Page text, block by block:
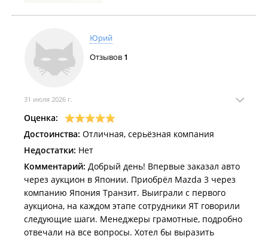
Юрий
Отзывов 1
31 июля 2026 г.
Оценка:
Достоинства: Отличная, серьёзная компания
Недостатки: Нет
Комментарий: Добрый день! Впервые заказал авто
через аукцион в Японии. Приобрёл Mazda 3 через
компанию Япония Транзит. Выиграли с первого
аукциона, на каждом этапе сотрудники ЯТ говорили
следующие шаги. Менеджеры грамотные, подробно
отвечали на все вопросы. Хотел бы выразить